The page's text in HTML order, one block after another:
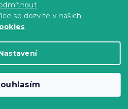
se dozvíte v našich
židle KATO